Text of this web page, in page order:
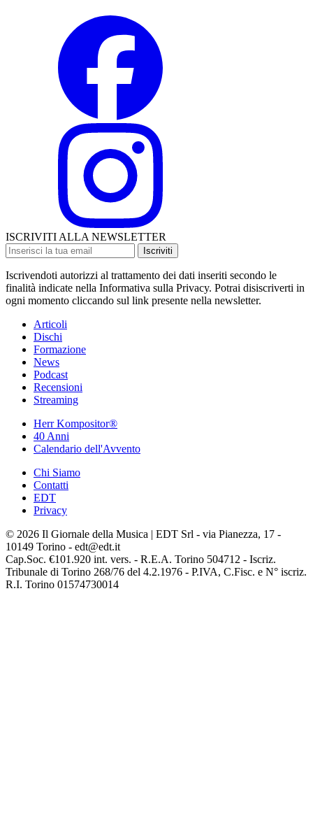
ISCRIVITI ALLA NEWSLETTER
Iscriviti
Iscrivendoti autorizzi al trattamento dei dati inseriti secondo le
finalità indicate nella Informativa sulla Privacy. Potrai disiscriverti in
ogni momento cliccando sul link presente nella newsletter.
Articoli
Dischi
Formazione
News
Podcast
Recensioni
Streaming
Herr Kompositor®
40 Anni
Calendario dell'Avvento
Chi Siamo
Contatti
EDT
Privacy
© 2026 Il Giornale della Musica | EDT Srl - via Pianezza, 17 -
10149 Torino - edt@edt.it
Cap.Soc. €101.920 int. vers. - R.E.A. Torino 504712 - Iscriz.
Tribunale di Torino 268/76 del 4.2.1976 - P.IVA, C.Fisc. e N° iscriz.
R.I. Torino 01574730014